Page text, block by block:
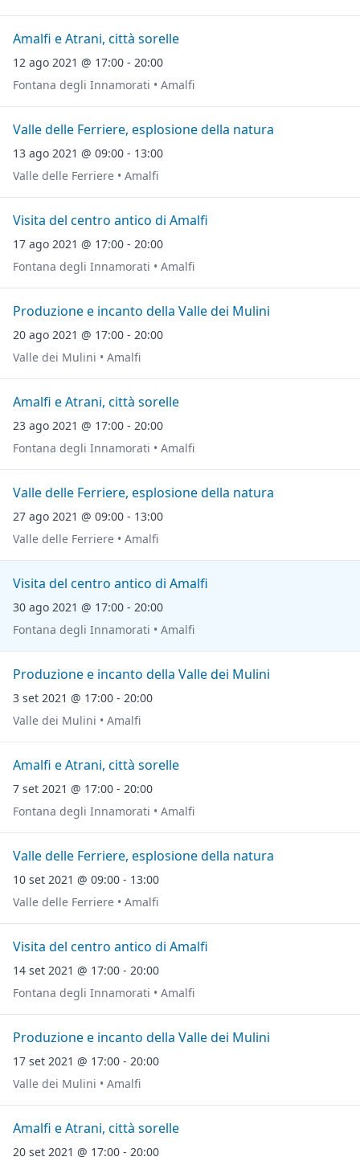
Amalfi e Atrani, città sorelle
12 ago 2021 @ 17:00 - 20:00
Fontana degli Innamorati • Amalfi
Valle delle Ferriere, esplosione della natura
13 ago 2021 @ 09:00 - 13:00
Valle delle Ferriere • Amalfi
Visita del centro antico di Amalfi
17 ago 2021 @ 17:00 - 20:00
Fontana degli Innamorati • Amalfi
Produzione e incanto della Valle dei Mulini
20 ago 2021 @ 17:00 - 20:00
Valle dei Mulini • Amalfi
Amalfi e Atrani, città sorelle
23 ago 2021 @ 17:00 - 20:00
Fontana degli Innamorati • Amalfi
Valle delle Ferriere, esplosione della natura
27 ago 2021 @ 09:00 - 13:00
Valle delle Ferriere • Amalfi
Visita del centro antico di Amalfi
30 ago 2021 @ 17:00 - 20:00
Fontana degli Innamorati • Amalfi
Produzione e incanto della Valle dei Mulini
3 set 2021 @ 17:00 - 20:00
Valle dei Mulini • Amalfi
Amalfi e Atrani, città sorelle
7 set 2021 @ 17:00 - 20:00
Fontana degli Innamorati • Amalfi
Valle delle Ferriere, esplosione della natura
10 set 2021 @ 09:00 - 13:00
Valle delle Ferriere • Amalfi
Visita del centro antico di Amalfi
14 set 2021 @ 17:00 - 20:00
Fontana degli Innamorati • Amalfi
Produzione e incanto della Valle dei Mulini
17 set 2021 @ 17:00 - 20:00
Valle dei Mulini • Amalfi
Amalfi e Atrani, città sorelle
20 set 2021 @ 17:00 - 20:00